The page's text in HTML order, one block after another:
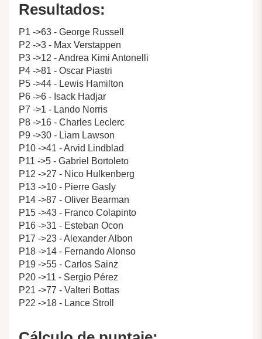
Resultados:
P1 ->63 - George Russell
P2 ->3 - Max Verstappen
P3 ->12 - Andrea Kimi Antonelli
P4 ->81 - Oscar Piastri
P5 ->44 - Lewis Hamilton
P6 ->6 - Isack Hadjar
P7 ->1 - Lando Norris
P8 ->16 - Charles Leclerc
P9 ->30 - Liam Lawson
P10 ->41 - Arvid Lindblad
P11 ->5 - Gabriel Bortoleto
P12 ->27 - Nico Hulkenberg
P13 ->10 - Pierre Gasly
P14 ->87 - Oliver Bearman
P15 ->43 - Franco Colapinto
P16 ->31 - Esteban Ocon
P17 ->23 - Alexander Albon
P18 ->14 - Fernando Alonso
P19 ->55 - Carlos Sainz
P20 ->11 - Sergio Pérez
P21 ->77 - Valteri Bottas
P22 ->18 - Lance Stroll